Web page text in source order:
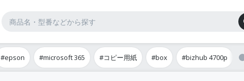
#epson #microsoft 365 #コピー用紙 #box #bizhub 4700p